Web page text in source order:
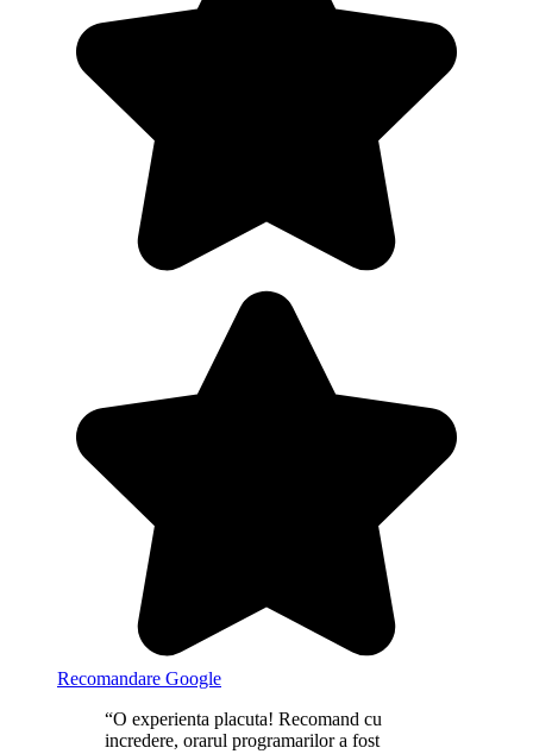
Recomandare Google
“O experienta placuta! Recomand cu
incredere, orarul programarilor a fost